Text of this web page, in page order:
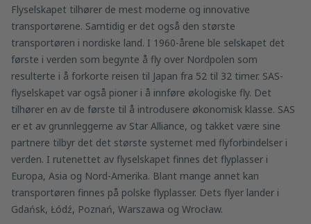
Flyselskapet tilhører de mest moderne og innovative
transportørene. Samtidig er det også den største
transportøren i nordiske land. I 1960-årene ble selskapet det
første i verden som begynte å fly over Nordpolen som
resulterte i å forkorte reisen til Japan fra 52 til 32 timer. SAS-
flyselskapet var også pioner i å innføre økologiske fly. Det
tilhører en av de første til å introdusere økonomisk klasse. SAS
er et av grunnleggerne av Star Alliance, og takket være sine
partnere tilbyr det det største systemet med flyforbindelser i
verden. I rutenettet av flyselskapet finnes det flyplasser i
Europa, Asia og Nord-Amerika. Blant mange annet kan
transportøren finnes på polske flyplasser. Dets flyer lander i
Gdańsk, Łódź, Poznań, Warszawa og Wrocław.